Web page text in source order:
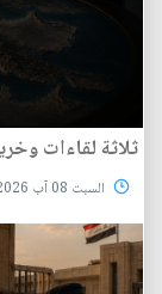
ثلاثة لقاءات
السبت 08 آب 2026